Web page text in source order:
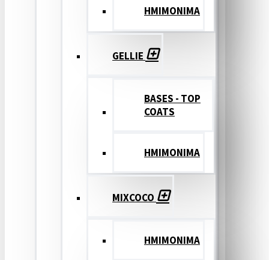
ΗΜΙΜΟΝΙΜΑ
GELLIE
BASES - TOP
COATS
ΗΜΙΜΟΝΙΜΑ
MIXCOCO
HMIMONIMA